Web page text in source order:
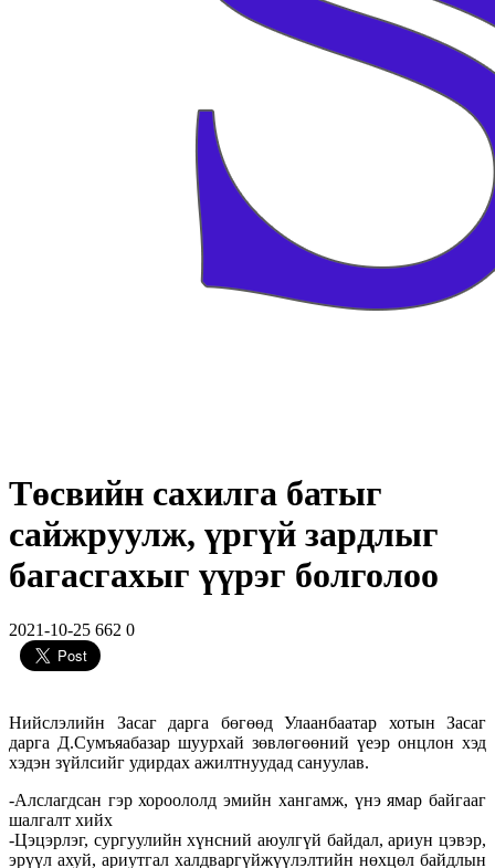
Төсвийн сахилга батыг
сайжруулж, үргүй зардлыг
багасгахыг үүрэг болголоо
2021-10-25 662 0
Нийслэлийн Засаг дарга бөгөөд Улаанбаатар хотын Засаг
дарга Д.Сумъяабазар шуурхай зөвлөгөөний үеэр онцлон хэд
хэдэн зүйлсийг удирдах ажилтнуудад сануулав.
-Алслагдсан гэр хороололд эмийн хангамж, үнэ ямар байгааг
шалгалт хийх
-Цэцэрлэг, сургуулийн хүнсний аюулгүй байдал, ариун цэвэр,
эрүүл ахуй, ариутгал халдваргүйжүүлэлтийн нөхцөл байдлын